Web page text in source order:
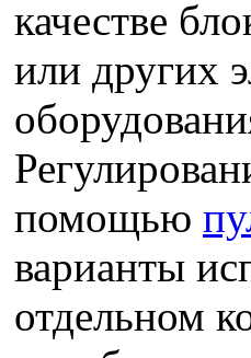
качестве
или других
помощью
варианты
отдельном